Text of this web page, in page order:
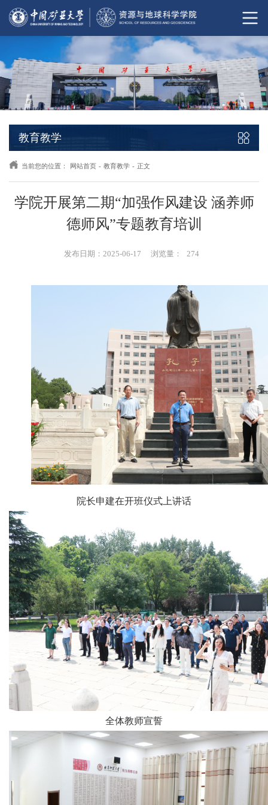
教育教学
当前您的位置： 网站首页 - 教育教学 - 正文
学院开展第二期“加强作风建设 涵养师
德师风”专题教育培训
发布日期：2025-06-17 浏览量： 274
院长申建在开班仪式上讲话
全体教师宣誓